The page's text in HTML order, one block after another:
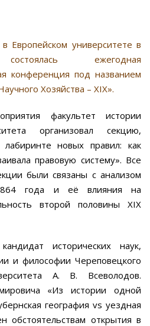
Европейском университете в
состоялась ежегодная
конференция под названием
Хозяйства – XIX».
факультет истории
организовал секцию,
новых правил: как
правовую систему». Все
были связаны с анализом
года и её влияния на
второй половины XIX
исторических наук,
и философии Череповецкого
А. В. Всеволодов.
«Из истории одной
география vs уездная
обстоятельствам открытия в